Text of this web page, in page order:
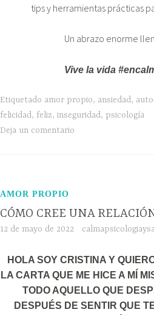
tips y herramientas prácticas
Un abrazo enorme
Vive la vida
Etiquetado amor propio, ansiedad,
felicidad, feliz, inseguridad, psicología
Deja un comentario
AMOR PROPIO
CÓMO CREE UNA
12 de mayo de 2022
HOLA SOY CRISTINA Y
LA CARTA QUE ME HICE A MÍ
TODO AQUELLO QUE
DESPUÉS DE SENTIR QUE